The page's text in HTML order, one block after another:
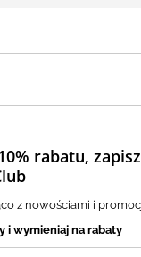
rabatu,
z nowościami i
i wymieniaj na rabaty